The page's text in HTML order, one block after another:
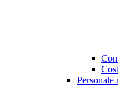
Personale